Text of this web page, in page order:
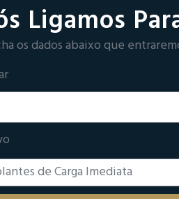
Ligamos
os dados abaixo que